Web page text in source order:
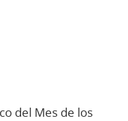
del Mes de los